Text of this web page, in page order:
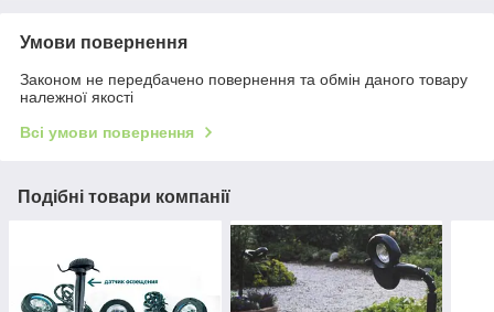
Умови повернення
Законом не передбачено повернення та обмін даного товару
належної якості
Всі умови повернення
Подібні товари компанії